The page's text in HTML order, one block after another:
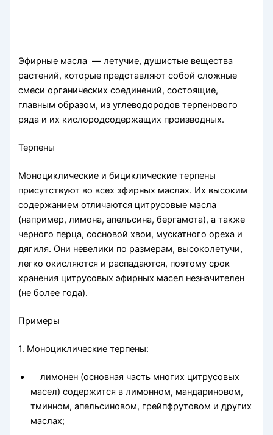
Эфирные масла — летучие, душистые вещества
растений, которые представляют собой сложные
смеси органических соединений, состоя­щие,
главным образом, из углеводородов терпенового
ряда и их кислородсодержащих производных.
Терпены
Моноциклические и бициклические терпены
присутствуют во всех эфирных маслах. Их высоким
содержанием отличают­ся цитрусовые масла
(например, лимона, апельсина, бергамота), а также
черного перца, сосновой хвои, мускатно­го ореха и
дягиля. Они невелики по размерам, высоколетучи,
легко окисляются и распадаются, поэтому срок
хранения цитрусовых эфирных масел незначителен
(не более года).
Примеры
1. Моноциклические терпены:
лимонен (основная часть многих цитрусовых
масел) содер­жится в лимонном, мандариновом,
тминном, апельсиновом, грейпфрутовом и других
маслах;